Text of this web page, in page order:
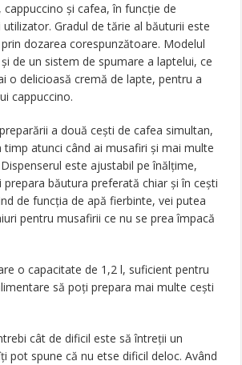
cappuccino și cafea, în funcție de
Gradul de tărie al băuturii este
dozarea corespunzătoare. Modelul
de un sistem de spumare a laptelui, ce
o delicioasă cremă de lapte, pentru a
cappuccino.
a două cești de cafea simultan,
timp atunci când ai musafiri și mai multe
este ajustabil pe înălțime,
băutura preferată chiar și în cești
de funcția de apă fierbinte, vei putea
pentru musafirii ce nu se prea împacă
o capacitate de 1,2 l, suficient pentru
să poți prepara mai multe cești
cât de dificil este să întreții un
pot spune că nu etse dificil deloc. Având